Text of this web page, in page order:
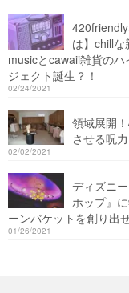
は】chillな
musicとcawaii雑貨のハ
ジェクト誕生？！
02/24/2021
領域展開
させる呪力
02/02/2021
ディズニ
ホップ』
ーンバケットを創り出
01/26/2021